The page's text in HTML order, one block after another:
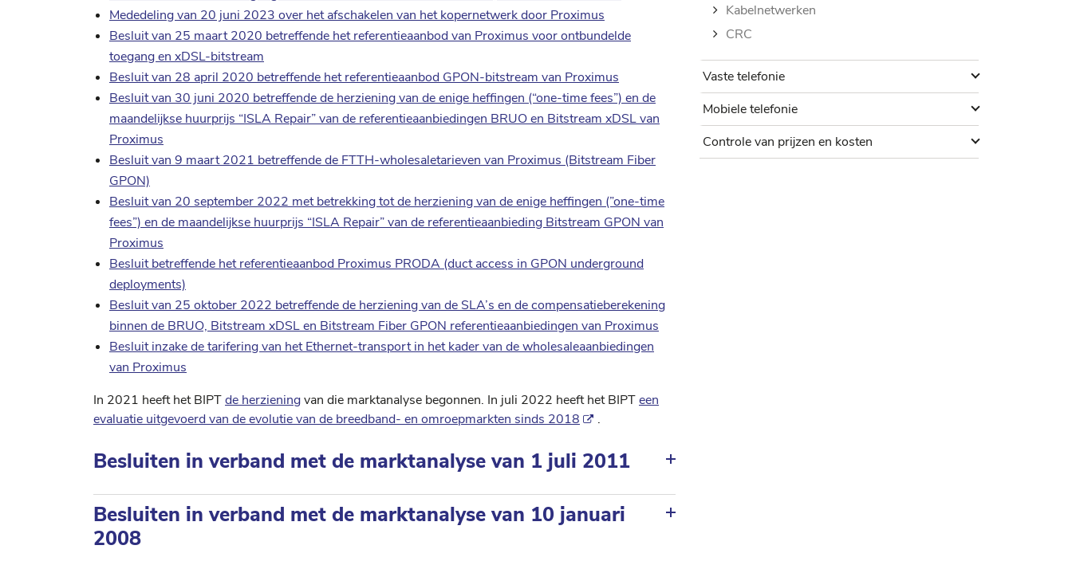
Mededeling van 20 juni 2023 over het afschakelen van het kopernetwerk door Proximus
Besluit van 25 maart 2020 betreffende het referentieaanbod van Proximus voor ontbundelde
toegang en xDSL-bitstream
Besluit van 28 april 2020 betreffende het referentieaanbod GPON-bitstream van Proximus
Besluit van 30 juni 2020 betreffende de herziening van de enige heffingen (“one-time fees”) en de
maandelijkse huurprijs “ISLA Repair” van de referentieaanbiedingen BRUO en Bitstream xDSL van
Proximus
Besluit van 9 maart 2021 betreffende de FTTH-wholesaletarieven van Proximus (Bitstream Fiber
GPON)
Besluit van 20 september 2022 met betrekking tot de herziening van de enige heffingen (”one-time
fees”) en de maandelijkse huurprijs “ISLA Repair” van de referentieaanbieding Bitstream GPON van
Proximus
Besluit betreffende het referentieaanbod Proximus PRODA (duct access in GPON underground
deployments)
Besluit van 25 oktober 2022 betreffende de herziening van de SLA’s en de compensatieberekening
binnen de BRUO, Bitstream xDSL en Bitstream Fiber GPON referentieaanbiedingen van Proximus
Besluit inzake de tarifering van het Ethernet-transport in het kader van de wholesaleaanbiedingen
van Proximus
In 2021 heeft het BIPTde herzieningvan die marktanalyse begonnen. In juli 2022 heeft het BIPTeen
evaluatie uitgevoerd van de evolutie van de breedband- en omroepmarkten sinds 2018
.
Besluiten in verband met de marktanalyse van 1 juli 2011
Besluiten in verband met de marktanalyse van 10 januari
2008
Kabelnetwerken
CRC
Vaste telefonie
Vaste telefonie
Mobiele telefonie
Mobiele telefonie
Controle van prijzen en kosten
Controle van prijzen en kosten